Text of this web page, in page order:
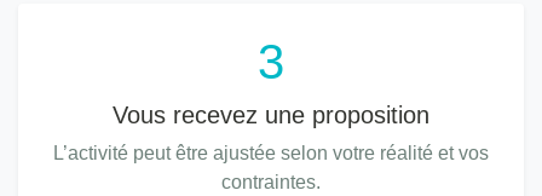
3
Vous recevez une proposition
L’activité peut être ajustée selon votre réalité et vos
contraintes.